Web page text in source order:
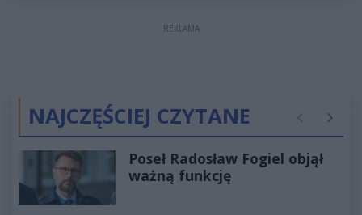
REKLAMA
NAJCZĘŚCIEJ CZYTANE Poprzednie
Poseł Radosław Fogiel objął
ważną funkcję